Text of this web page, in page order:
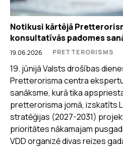
Notikusi kārtējā
konsultatīvās padomes
19.06.2026 PRETTERORISMS
19. jūnijā Valsts drošības
Pretterorisma centra
sanāksme, kurā tika
pretterorisma jomā, izskatīts
stratēģijas (2027-2031)
prioritātes nākamajam
VDD organizē divas reizes